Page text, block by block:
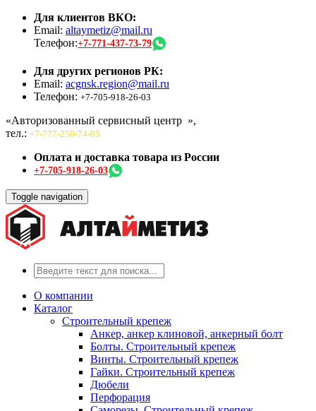
Для клиентов ВКО:
Email: altaymetiz@mail.ru
Телефон:+7-771-437-73-79
Для других регионов РК:
Email: acgnsk.region@mail.ru
Телефон: +7-705-918-26-03
«Авторизованный сервисный центр »,
тел.: +7-777-250-74-85
Оплата и доставка товара из России
+7-705-918-26-03
Toggle navigation
О компании
Каталог
Строительный крепеж
Анкер, анкер клиновой, анкерный болт
Болты. Строительный крепеж
Винты. Строительный крепеж
Гайки. Строительный крепеж
Дюбели
Перфорация